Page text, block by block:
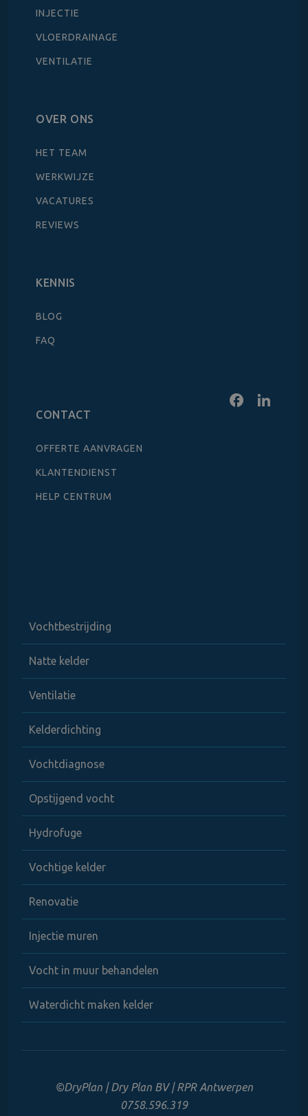
INJECTIE
VLOERDRAINAGE
VENTILATIE
OVER ONS
HET TEAM
WERKWIJZE
VACATURES
REVIEWS
KENNIS
BLOG
FAQ
CONTACT
OFFERTE AANVRAGEN
KLANTENDIENST
HELP CENTRUM
Vochtbestrijding
Natte kelder
Ventilatie
Kelderdichting
Vochtdiagnose
Opstijgend vocht
Hydrofuge
Vochtige kelder
Renovatie
Injectie muren
Vocht in muur behandelen
Waterdicht maken kelder
©DryPlan | Dry Plan BV | RPR Antwerpen
0758.596.319